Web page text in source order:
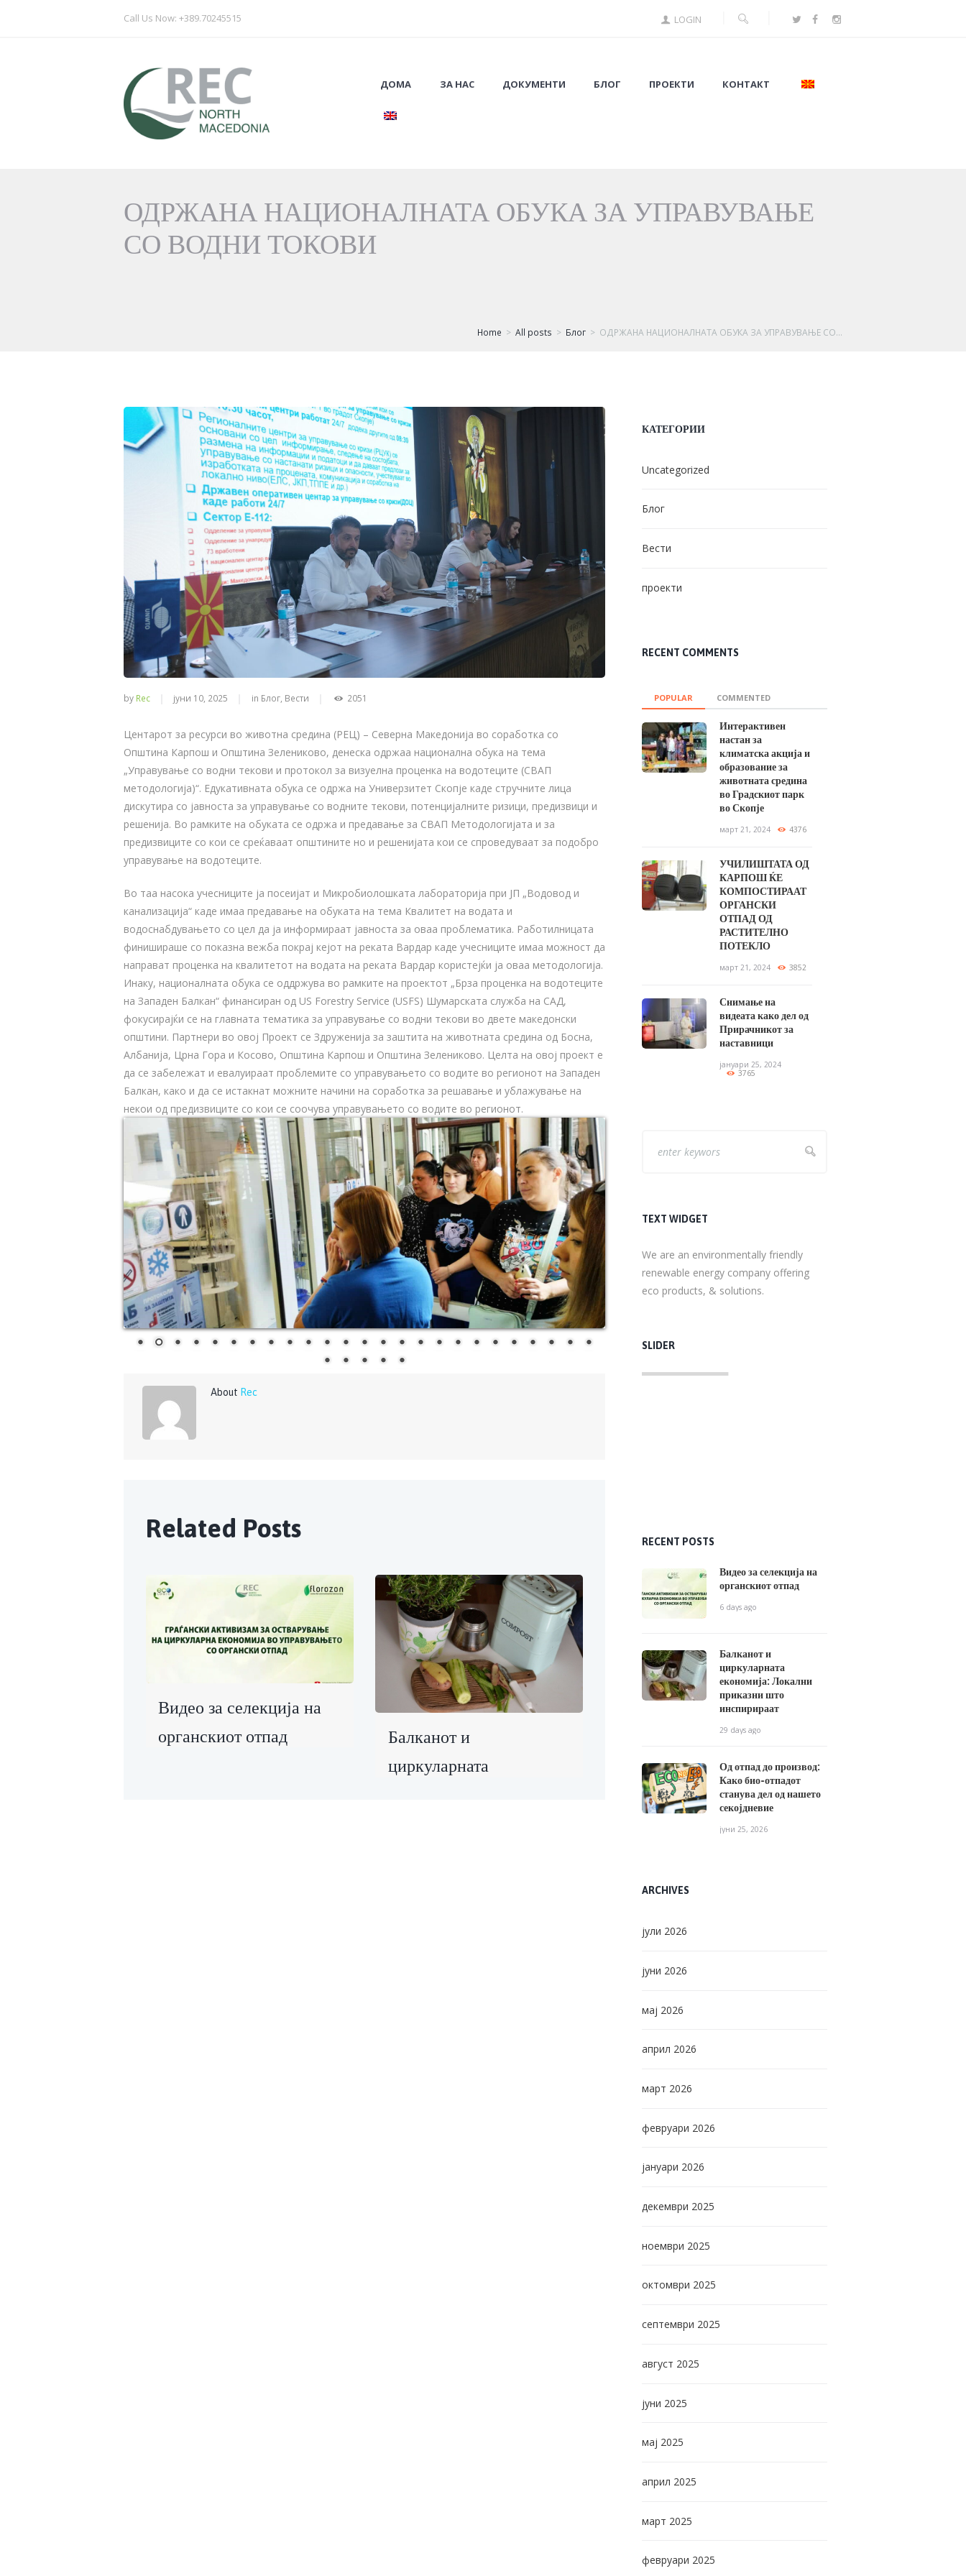
Call Us Now: +389.70245515 LOGIN
ДОМА ЗА НАС ДОКУМЕНТИ БЛОГ ПРОЕКТИ КОНТАКТ
ОДРЖАНА НАЦИОНАЛНАТА ОБУКА ЗА УПРАВУВАЊЕ
СО ВОДНИ ТОКОВИ
Home All posts Блог ОДРЖАНА НАЦИОНАЛНАТА ОБУКА ЗА УПРАВУВАЊЕ СО...
by Rec јуни 10, 2025 in Блог, Вести 2051
Центарот за ресурси во животна средина (РЕЦ) – Северна Македонија во соработка со
Општина Карпош и Општина Зелениково, денеска одржаа национална обука на тема
„Управување со водни текови и протокол за визуелна проценка на водотеците (СВАП
методологија)“. Едукативната обука се одржа на Универзитет Скопје каде стручните лица
дискутира со јавноста за управување со водните текови, потенцијалните ризици, предизвици и
решенија. Во рамките на обуката се одржа и предавање за СВАП Методологијата и за
предизвиците со кои се среќаваат општините но и решенијата кои се спроведуваат за подобро
управување на водотеците.
Во таа насока учесниците ја посеијат и Микробиолошката лабораторија при ЈП „Водовод и
канализација“ каде имаа предавање на обуката на тема Квалитет на водата и
водоснабдувањето со цел да ја информираат јавноста за оваа проблематика. Работилницата
финишираше со показна вежба покрај кејот на реката Вардар каде учесниците имаа можност да
направат проценка на квалитетот на водата на реката Вардар користејќи ја оваа методологија.
Инаку, националната обука се оддржува во рамките на проектот „Брза проценка на водотеците
на Западен Балкан“ финансиран од US Forestry Service (USFS) Шумарската служба на САД,
фокусирајќи се на главната тематика за управување со водни текови во двете македонски
општини. Партнери во овој Проект се Здруженија за заштита на животната средина од Босна,
Албанија, Црна Гора и Косово, Општина Карпош и Општина Зелениково. Целта на овој проект е
да се забележат и евалуираат проблемите со управувањето со водите во регионот на Западен
Балкан, како и да се истакнат можните начини на соработка за решавање и ублажување на
некои од предизвиците со кои се соочува управувањето со водите во регионот.
Related Posts
КАТЕГОРИИ
Uncategorized
Блог
Вести
проекти
RECENT COMMENTS
POPULAR COMMENTED
Интерактивен
настан за
климатска акција и
образование за
животната средина
во Градскиот парк
во Скопје
март 21, 2024 4376
УЧИЛИШТАТА ОД
КАРПОШ ЌЕ
КОМПОСТИРААТ
ОРГАНСКИ
ОТПАД ОД
РАСТИТЕЛНО
ПОТЕКЛО
март 21, 2024 3852
Снимање на
видеата како дел од
Прирачникот за
наставници
јануари 25, 2024
3765
TEXT WIDGET
We are an environmentally friendly
renewable energy company offering
eco products, & solutions.
SLIDER
RECENT POSTS
Видео за селекција на
органскиот отпад
6 days ago
Балканот и
циркуларната
економија: Локални
приказни што
инспирираат
29 days ago
Од отпад до производ:
Како био-отпадот
станува дел од нашето
секојдневие
јуни 25, 2026
ARCHIVES
јули 2026
јуни 2026
мај 2026
април 2026
март 2026
февруари 2026
јануари 2026
декември 2025
ноември 2025
октомври 2025
септември 2025
август 2025
јуни 2025
мај 2025
април 2025
март 2025
февруари 2025